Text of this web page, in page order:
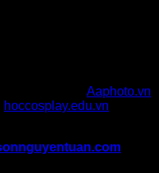
Aaphoto.vn
hoccosplay.edu.vn